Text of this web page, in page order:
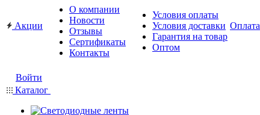
Акции
О компании
Новости
Отзывы
Сертификаты
Контакты
Условия оплаты
Условия доставки
Гарантия на товар
Оптом
Оплата
Войти
Каталог